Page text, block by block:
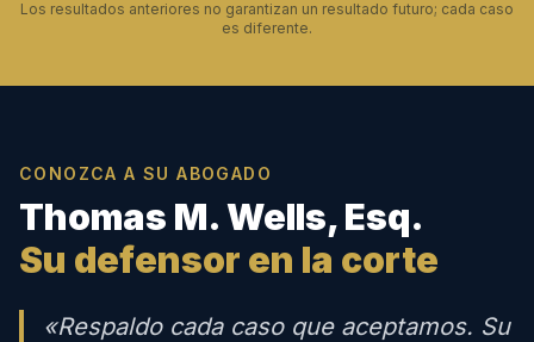
Los resultados anteriores no garantizan un resultado futuro; cada caso
es diferente.
CONOZCA A SU ABOGADO
Thomas M. Wells, Esq.
Su defensor en la corte
«Respaldo cada caso que aceptamos. Su